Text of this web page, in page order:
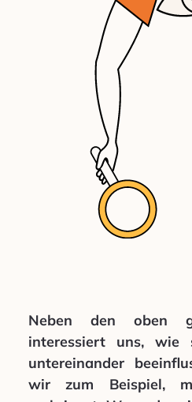
Neben den oben
interessiert uns, wie
untereinander
wir zum Beispiel,